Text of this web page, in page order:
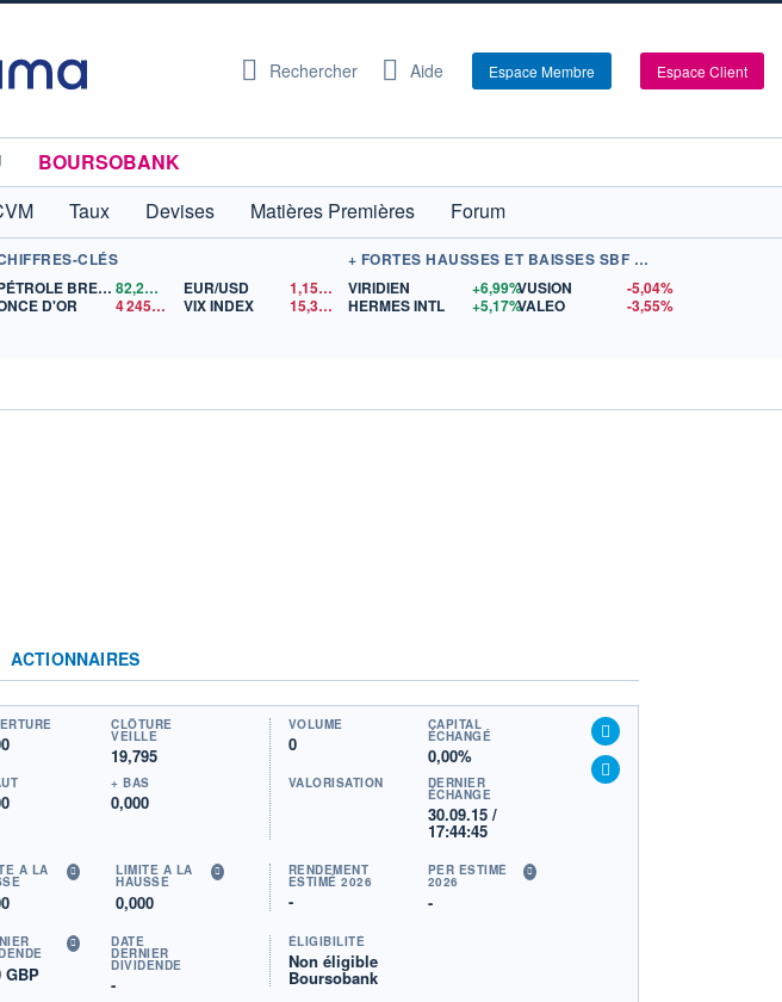
Rechercher Aide Espace Membre Espace Client
BOURSOBANK
Taux Devises Matières Premières
Forum
CLÉS
PÉTROLE BRENT
82,28$US
D'OR
4 245,39 $US
EUR/USD 1,1524
$US
VIX INDEX
15,36$US
+ FORTES HAUSSES ET BAISSES SBF 120
VIRIDIEN
+6,99%
HERMES INTL
+5,17%
VUSION
-5,04%
VALEO
-3,55%
ACTIONNAIRES
CLÔTURE
VEILLE
19,795
+ BAS
0,000
VOLUME
0
CAPITAL
ÉCHANGÉ
0,00%
VALORISATION DERNIER
ÉCHANGE
30.09.15 /
17:44:45
À LA LIMITE À LA
HAUSSE
0,000
RENDEMENT
ESTIMÉ 2026
-
PER ESTIMÉ
2026
-
GBP
DATE
DERNIER
DIVIDENDE
-
ÉLIGIBILITÉ
Non éligible
Boursobank